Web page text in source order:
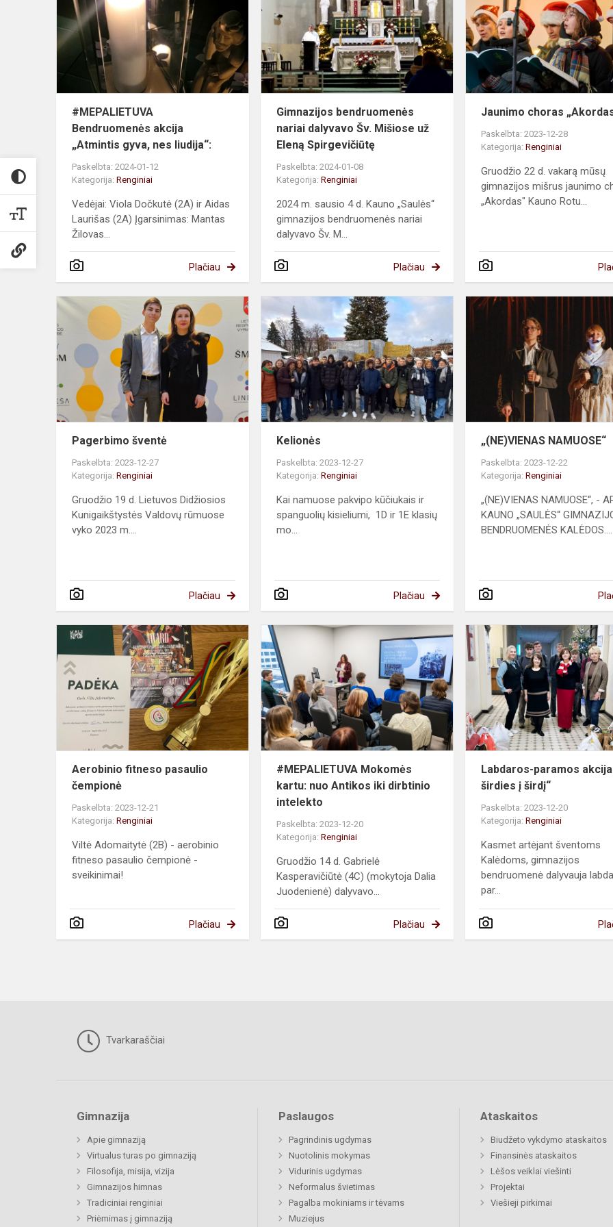
akcija
„Atmintis
gyva,
nes
liudij...
#MEPALIETUVA
Bendruomenės akcija
„Atmintis gyva, nes liudija“:
Paskelbta: 2024-01-12
Kategorija: Renginiai
Vedėjai: Viola Dočkutė (2A) ir Aidas
Laurišas (2A) Įgarsinimas: Mantas
Žilovas...
Plačiau
nariai
dalyvavo
Šv.
Mišiose
už
Elen...
Gimnazijos bendruomenės
nariai dalyvavo Šv. Mišiose už
Eleną Spirgevičiūtę
Paskelbta: 2024-01-08
Kategorija:Renginiai
2024 m. sausio 4 d. Kauno „Saulės“
gimnazijos bendruomenės nariai
dalyvavo Šv. M...
Plačiau
Jaunimo choras
Paskelbta: 2023-12-28
Kategorija:Renginiai
Gruodžio 22 d. vakarą mūsų
gimnazijos mišrus jaunimo
„Akordas" Kauno Rotu...
Pagerbimo
šventė
Pagerbimo šventė
Paskelbta: 2023-12-27
Kategorija: Renginiai
Gruodžio 19 d. Lietuvos Didžiosios
Kunigaikštystės Valdovų rūmuose
vyko 2023 m....
Plačiau
Kelionės
Kelionės
Paskelbta: 2023-12-27
Kategorija:Renginiai
Kai namuose pakvipo kūčiukais ir
spanguolių kisieliumi, 1D ir 1E klasių
mo...
Plačiau
„(NE)VIENAS NAMUOSE“
Paskelbta: 2023-12-22
Kategorija:Renginiai
„(NE)VIENAS NAMUOSE“, -
KAUNO „SAULĖS“
BENDRUOMENĖS KALĖDOS....
Aerobinio
fitneso
pasaulio
čempionė
Aerobinio fitneso pasaulio
čempionė
Paskelbta: 2023-12-21
Kategorija: Renginiai
Viltė Adomaitytė (2B) - aerobinio
fitneso pasaulio čempionė -
sveikinimai!
Plačiau
#MEPALIETUVA
Mokomės
kartu:
nuo
iki
dirbtinio
intel...
#MEPALIETUVA Mokomės
kartu: nuo Antikos iki dirbtinio
intelekto
Paskelbta: 2023-12-20
Kategorija:Renginiai
Gruodžio 14 d. Gabrielė
Kasperavičiūtė (4C) (mokytoja Dalia
Juodenienė) dalyvavo...
Plačiau
Labdaros-paramos akcija
širdies į širdį“
Paskelbta: 2023-12-20
Kategorija:Renginiai
Kasmet artėjant šventoms
Kalėdoms, gimnazijos
bendruomenė dalyvauja
par...
Tvarkaraščiai
Gimnazija
Apie gimnaziją
Virtualus turas po gimnaziją
Filosofija, misija, vizija
Gimnazijos himnas
Tradiciniai renginiai
Priėmimas į gimnaziją
Paslaugos
Pagrindinis ugdymas
Nuotolinis mokymas
Vidurinis ugdymas
Neformalus švietimas
Pagalba mokiniams ir tėvams
Muziejus
Ataskaitos
Biudžeto vykdymo ataskaitos
Finansinės ataskaitos
Lėšos veiklai viešinti
Projektai
Viešieji pirkimai